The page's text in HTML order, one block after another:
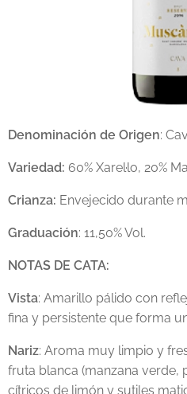
Denominación de Origen:
Variedad: 60% Xarel·lo, 20%
Crianza: Envejecido durante
Graduación: 11,50% Vol.
NOTAS DE CATA:
Vista: Amarillo pálido con
fina y persistente que forma
Nariz: Aroma muy limpio y
fruta blanca (manzana verde,
cítricos de limón y sutiles